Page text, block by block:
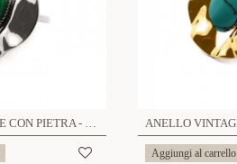
ANELLO VINTAGE CON PIETRA - WF2460A118
Aggiungi al carrello